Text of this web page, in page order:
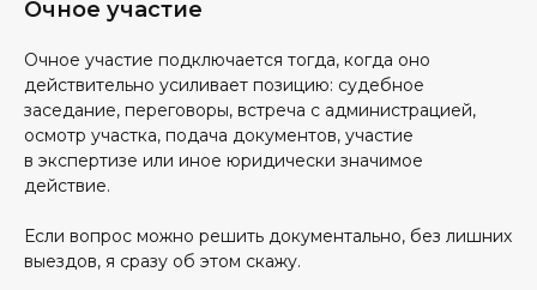
Очное участие
Очное участие подключается тогда, когда оно
действительно усиливает позицию: судебное
заседание, переговоры, встреча с администрацией,
осмотр участка, подача документов, участие
в экспертизе или иное юридически значимое
действие.
Если вопрос можно решить документально, без лишних
выездов, я сразу об этом скажу.